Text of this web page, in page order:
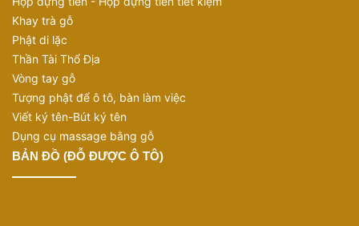
đỏ nâu nổi bật và cảm giác mạnh mẽ hơn các
dòng gỗ sáng màu. Dòng này phù hợp với người
thích vòng có màu rõ, dễ tạo điểm nhấn khi
đeo.
Nếu anh/chị thích vòng màu trầm, nổi bật hơn
Bách Xanh hoặc Ngọc Am, có thể tham khảo
Huyết Long. Tuy nhiên, vẫn nên chọn theo cỡ
hạt, độ vừa tay và ảnh thật của vòng.
Khay trà gỗ
Phật di lặc
Thần Tài Thổ Địa
Vòng tay gỗ
Tượng phật để ô tô, bàn làm việc
Viết ký tên-Bút ký tên
Dụng cụ massage bằng gỗ
BẢN ĐỒ (ĐỖ ĐƯỢC Ô TÔ)